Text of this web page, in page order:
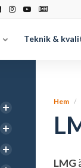
Teknik &
Hem
LMG